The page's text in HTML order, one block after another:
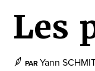
Les
PAR Yann